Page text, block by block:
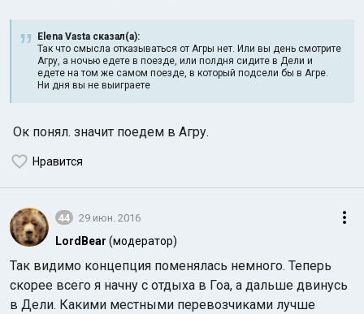
Elena Vasta сказал(а):
Так что смысла отказываться от Агры нет. Или вы день смотрите
Агру, а ночью едете в поезде, или полдня сидите в Дели и
едете на том же самом поезде, в который подсели бы в Агре.
Ни дня вы не выиграете
Ок понял. значит поедем в Агру.
Нравится
44 29 июн. 2016
LordBear (модератор)
Так видимо концепция поменялась немного. Теперь
скорее всего я начну с отдыха в Гоа, а дальше двинусь
в Дели. Какими местными перевозчиками лучше